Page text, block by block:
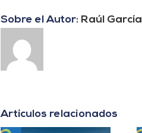
Sobre el Autor: Raúl García
Artículos relacionados